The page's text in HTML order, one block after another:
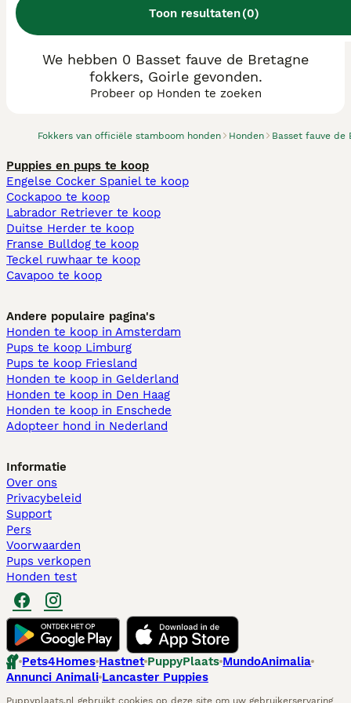
Toon resultaten(0)
Fokkers van officiële stamboom honden Honden Basset fauve de
We hebben 0 Basset fauve de Bretagne
fokkers, Goirle gevonden.
Probeer op Honden te zoeken
Puppies en pups te koop
Engelse Cocker Spaniel te koop
Cockapoo te koop
Labrador Retriever te koop
Duitse Herder te koop
Franse Bulldog te koop
Teckel ruwhaar te koop
Cavapoo te koop
Andere populaire pagina's
Honden te koop in Amsterdam
Pups te koop Limburg​
Pups te koop Friesland​
Honden te koop in Gelderland
Honden te koop in Den Haag
Honden te koop in Enschede
Adopteer hond in Nederland
Informatie
Over ons
Privacybeleid
Support
Pers
Voorwaarden
Pups verkopen
Honden test
Pets4Homes Hastnet PuppyPlaats MundoAnimalia
Annunci Animali Lancaster Puppies
Puppyplaats.nl gebruikt cookies op deze site om uw gebruikerservaring